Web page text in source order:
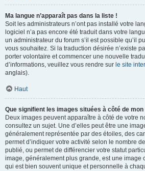
Ma langue n’apparaît pas dans la liste !
Soit les administrateurs n’ont pas installé votre
logiciel n’a pas encore été traduit dans votre
un administrateur du forum s’il est possible qu’il
vous souhaitez. Si la traduction désirée n’existe
porter volontaire et commencer une nouvelle
d’informations, veuillez vous rendre sur le site
anglais).
Haut
Que signifient les images situées à côté de mon
Deux images peuvent apparaître à côté de votre
consultez un sujet. Une d’elles peut être une
généralement représentée par des étoiles, des
permet d’indiquer votre activité selon le nombre
publié, ou permet de différencier votre statut
image, généralement plus grande, est une image
qui est bien souvent unique et personnelle à